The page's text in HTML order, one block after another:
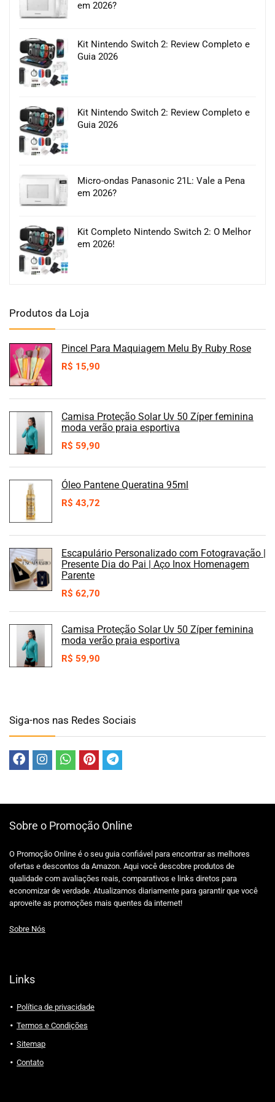
em 2026?
Kit Nintendo Switch 2: Review Completo e
Guia 2026
Kit Nintendo Switch 2: Review Completo e
Guia 2026
Micro-ondas Panasonic 21L: Vale a Pena
em 2026?
Kit Completo Nintendo Switch 2: O Melhor
em 2026!
Produtos da Loja
Pincel Para Maquiagem Melu By Ruby Rose
R$ 15,90
Camisa Proteção Solar Uv 50 Zíper feminina
moda verão praia esportiva
R$ 59,90
Óleo Pantene Queratina 95ml
R$ 43,72
Escapulário Personalizado com Fotogravação |
Presente Dia do Pai | Aço Inox Homenagem
Parente
R$ 62,70
Camisa Proteção Solar Uv 50 Zíper feminina
moda verão praia esportiva
R$ 59,90
Siga-nos nas Redes Sociais
Sobre o Promoção Online
O Promoção Online é o seu guia confiável para encontrar as melhores
ofertas e descontos da Amazon. Aqui você descobre produtos de
qualidade com avaliações reais, comparativos e links diretos para
economizar de verdade. Atualizamos diariamente para garantir que você
aproveite as promoções mais quentes da internet!
Sobre Nós
Links
Política de privacidade
Termos e Condições
Sitemap
Contato